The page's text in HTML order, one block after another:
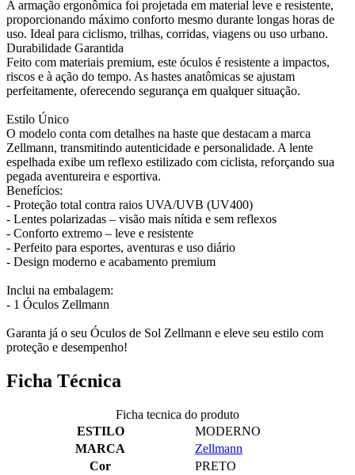
A armação ergonômica foi projetada em material leve e resistente,
proporcionando máximo conforto mesmo durante longas horas de
uso. Ideal para ciclismo, trilhas, corridas, viagens ou uso urbano.
Durabilidade Garantida
Feito com materiais premium, este óculos é resistente a impactos,
riscos e à ação do tempo. As hastes anatômicas se ajustam
perfeitamente, oferecendo segurança em qualquer situação.
Estilo Único
O modelo conta com detalhes na haste que destacam a marca
Zellmann, transmitindo autenticidade e personalidade. A lente
espelhada exibe um reflexo estilizado com ciclista, reforçando sua
pegada aventureira e esportiva.
Benefícios:
- Proteção total contra raios UVA/UVB (UV400)
- Lentes polarizadas – visão mais nítida e sem reflexos
- Conforto extremo – leve e resistente
- Perfeito para esportes, aventuras e uso diário
- Design moderno e acabamento premium
Inclui na embalagem:
- 1 Óculos Zellmann
Garanta já o seu Óculos de Sol Zellmann e eleve seu estilo com
proteção e desempenho!
Ficha Técnica
Ficha tecnica do produto
ESTILO
MODERNO
MARCA
Zellmann
Cor
PRETO